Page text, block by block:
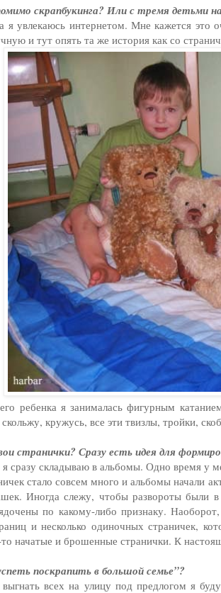
скрапбукинга? Или с тремя детьми
я увлекаюсь интернетом. Мне кажется
и тут опять та же история как со
ребенка я занималась фигурным
кружусь, все эти твизлы, тройки,
странички? Сразу есть идея для
сразу складываю в альбомы. Одно время у
стало совсем много и альбомы начали
Иногда слежу, чтобы развороты были
по какому-либо признаку.
и несколько одиночных страничек,
начатые и брошенные странички. К
поскрапить в большой семье”?
всех на улицу под предлогом я